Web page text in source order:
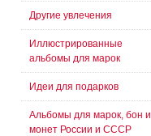
Другие увлечения
Иллюстрированные
альбомы для марок
Идеи для подарков
Альбомы для марок, бон и
монет России и СССР